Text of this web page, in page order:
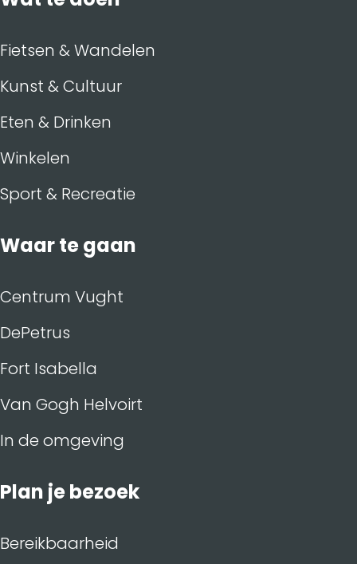
Fietsen & Wandelen
Kunst & Cultuur
Eten & Drinken
Winkelen
Sport & Recreatie
Waar te gaan
Centrum Vught
DePetrus
Fort Isabella
Van Gogh Helvoirt
In de omgeving
Plan je bezoek
Bereikbaarheid